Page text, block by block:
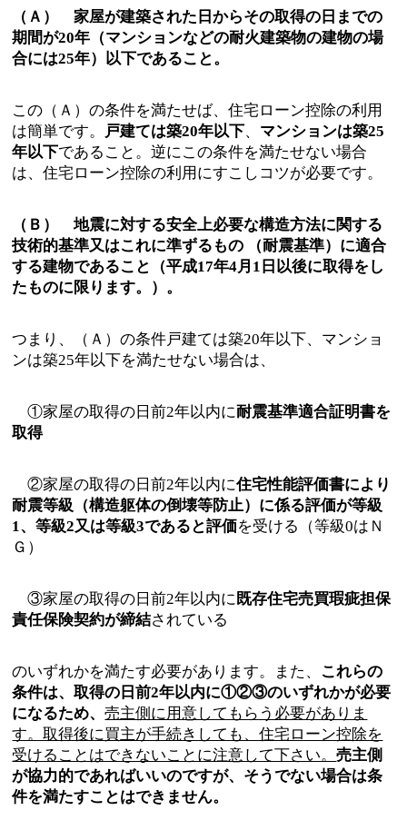
（Ａ） 家屋が建築された日からその取得の日までの
期間が20年（マンションなどの耐火建築物の建物の場
合には25年）以下であること。
この（Ａ）の条件を満たせば、住宅ローン控除の利用
は簡単です。 戸建ては築20年以下、 マンションは築25
年以下であること。逆にこの条件を満たせない場合
は、住宅ローン控除の利用にすこしコツが必要です。
（Ｂ） 地震に対する安全上必要な構造方法に関する
技術的基準又はこれに準ずるもの （耐震基準）に適合
する建物であること（平成17年4月1日以後に取得をし
たものに限ります。）。
つまり、（Ａ）の条件戸建ては築20年以下、マンショ
ンは築25年以下を満たせない場合は、
①家屋の取得の日前2年以内に耐震基準適合証明書を
取得
②家屋の取得の日前2年以内に住宅性能評価書により
耐震等級（構造躯体の倒壊等防止）に係る評価が等級
1、等級2又は等級3であると評価を受ける（等級0はＮ
Ｇ）
③家屋の取得の日前2年以内に既存住宅売買瑕疵担保
責任保険契約が締結されている
のいずれかを満たす必要があります。また、 これらの
条件は、取得の日前2年以内に①②③のいずれかが必要
になるため、売主側に用意してもらう必要がありま
す。取得後に買主が手続きしても、住宅ローン控除を
受けることはできないことに注意して下さい。売主側
が協力的であればいいのですが、そうでない場合は条
件を満たすことはできません。